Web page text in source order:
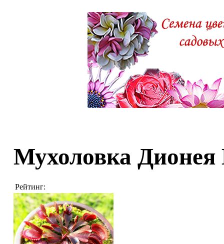
Мухоловка Дионея
Рейтинг: